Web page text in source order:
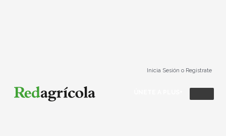
Inicia Sesión o Registrate